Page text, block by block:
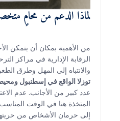
لماذا الدعم من محامٍ
من الأهمية بمكان أن يتمكن
الرقابة الإدارية في مراكز
والانتباه إلى المهل وطرق
توزلا الواقع في إسطنبول
عدد كبير من الأجانب. عدم
المتخذة هنا في الوقت
إلى حرمان الأشخاص من